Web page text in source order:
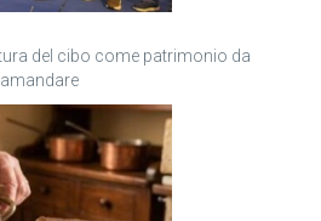
del cibo come patrimonio da